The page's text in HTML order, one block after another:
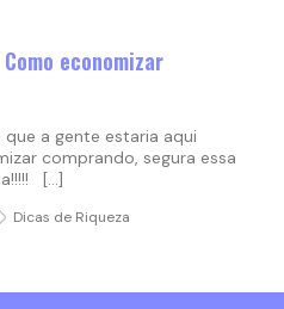
economizar
a gente estaria aqui
comprando, segura essa
[…]
Dicas de Riqueza